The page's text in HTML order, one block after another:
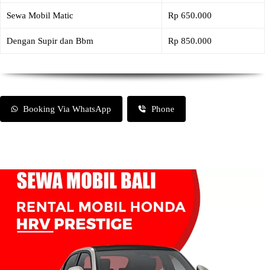
Sewa Mobil Matic Rp 650.000
Dengan Supir dan Bbm Rp 850.000
Booking Via WhatsApp Phone